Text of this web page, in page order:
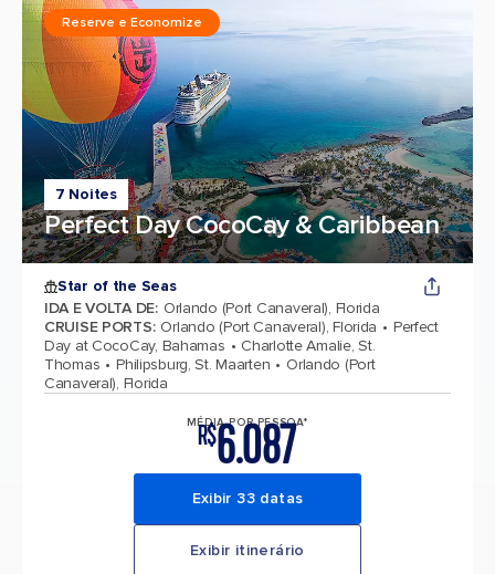
7 Noites
Perfect Day CocoCay & Caribbean
Reserve e Economize
Star of the Seas
IDA E VOLTA DE: Orlando (Port Canaveral), Florida
CRUISE PORTS: Orlando (Port Canaveral), Florida
Perfect
Day at CocoCay, Bahamas
Charlotte Amalie, St.
Thomas
Philipsburg, St. Maarten
Orlando (Port
Canaveral), Florida
MÉDIA POR PESSOA*
R$6.087
Exibir 33 datas
Exibir itinerário